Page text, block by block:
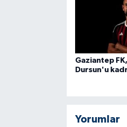
Gaziantep
Dursun'u
Yorumlar